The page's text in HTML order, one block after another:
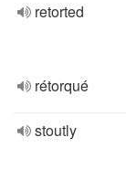
retorted
rétorqué
stoutly